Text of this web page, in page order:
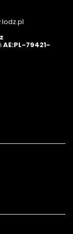
AE:PL-79421-